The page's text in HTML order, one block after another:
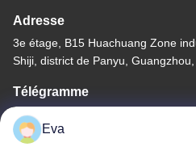
Adresse
3e étage, B15 Huachuang Zone
Shiji, district de Panyu,
Télégramme
86-020-3156-0583
Eva